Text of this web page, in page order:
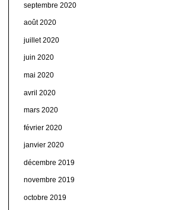
septembre 2020
août 2020
juillet 2020
juin 2020
mai 2020
avril 2020
mars 2020
février 2020
janvier 2020
décembre 2019
novembre 2019
octobre 2019